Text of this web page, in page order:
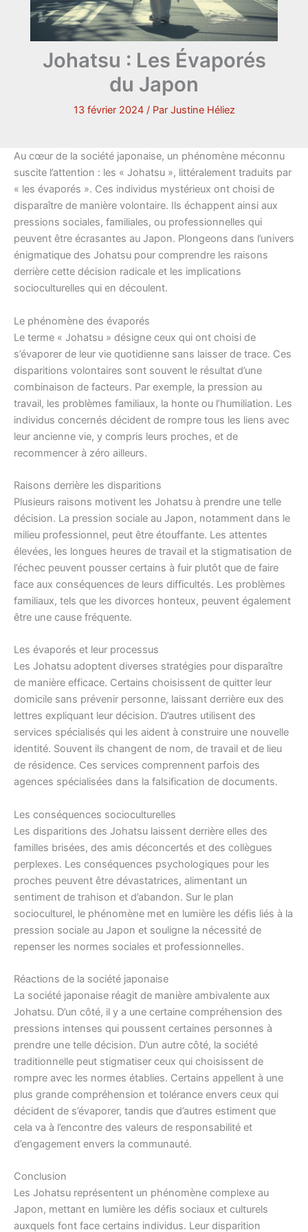
Johatsu : Les Évaporés
du Japon
13 février 2024 / Par Justine Héliez
Au cœur de la société japonaise, un phénomène méconnu
suscite l’attention : les « Johatsu », littéralement traduits par
« les évaporés ». Ces individus mystérieux ont choisi de
disparaître de manière volontaire. Ils échappent ainsi aux
pressions sociales, familiales, ou professionnelles qui
peuvent être écrasantes au Japon. Plongeons dans l’univers
énigmatique des Johatsu pour comprendre les raisons
derrière cette décision radicale et les implications
socioculturelles qui en découlent.
Le phénomène des évaporés
Le terme « Johatsu » désigne ceux qui ont choisi de
s’évaporer de leur vie quotidienne sans laisser de trace. Ces
disparitions volontaires sont souvent le résultat d’une
combinaison de facteurs. Par exemple, la pression au
travail, les problèmes familiaux, la honte ou l’humiliation. Les
individus concernés décident de rompre tous les liens avec
leur ancienne vie, y compris leurs proches, et de
recommencer à zéro ailleurs.
Raisons derrière les disparitions
Plusieurs raisons motivent les Johatsu à prendre une telle
décision. La pression sociale au Japon, notamment dans le
milieu professionnel, peut être étouffante. Les attentes
élevées, les longues heures de travail et la stigmatisation de
l’échec peuvent pousser certains à fuir plutôt que de faire
face aux conséquences de leurs difficultés. Les problèmes
familiaux, tels que les divorces honteux, peuvent également
être une cause fréquente.
Les évaporés et leur processus
Les Johatsu adoptent diverses stratégies pour disparaître
de manière efficace. Certains choisissent de quitter leur
domicile sans prévenir personne, laissant derrière eux des
lettres expliquant leur décision. D’autres utilisent des
services spécialisés qui les aident à construire une nouvelle
identité. Souvent ils changent de nom, de travail et de lieu
de résidence. Ces services comprennent parfois des
agences spécialisées dans la falsification de documents.
Les conséquences socioculturelles
Les disparitions des Johatsu laissent derrière elles des
familles brisées, des amis déconcertés et des collègues
perplexes. Les conséquences psychologiques pour les
proches peuvent être dévastatrices, alimentant un
sentiment de trahison et d’abandon. Sur le plan
socioculturel, le phénomène met en lumière les défis liés à la
pression sociale au Japon et souligne la nécessité de
repenser les normes sociales et professionnelles.
Réactions de la société japonaise
La société japonaise réagit de manière ambivalente aux
Johatsu. D’un côté, il y a une certaine compréhension des
pressions intenses qui poussent certaines personnes à
prendre une telle décision. D’un autre côté, la société
traditionnelle peut stigmatiser ceux qui choisissent de
rompre avec les normes établies. Certains appellent à une
plus grande compréhension et tolérance envers ceux qui
décident de s’évaporer, tandis que d’autres estiment que
cela va à l’encontre des valeurs de responsabilité et
d’engagement envers la communauté.
Conclusion
Les Johatsu représentent un phénomène complexe au
Japon, mettant en lumière les défis sociaux et culturels
auxquels font face certains individus. Leur disparition